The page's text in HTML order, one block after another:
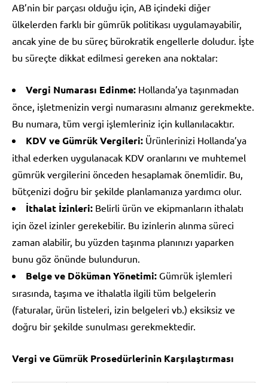
AB’nin bir parçası olduğu için, AB içindeki diğer
ülkelerden farklı bir gümrük politikası uygulamayabilir,
ancak yine de bu süreç bürokratik engellerle doludur. İşte
bu süreçte dikkat edilmesi gereken ana noktalar:
Vergi Numarası Edinme: Hollanda’ya taşınmadan
önce, işletmenizin vergi numarasını almanız gerekmekte.
Bu numara, tüm vergi işlemleriniz için kullanılacaktır.
KDV ve Gümrük Vergileri: Ürünlerinizi Hollanda’ya
ithal ederken uygulanacak KDV oranlarını ve muhtemel
gümrük vergilerini önceden hesaplamak önemlidir. Bu,
bütçenizi doğru bir şekilde planlamanıza yardımcı olur.
İthalat İzinleri: Belirli ürün ve ekipmanların ithalatı
için özel izinler gerekebilir. Bu izinlerin alınma süreci
zaman alabilir, bu yüzden taşınma planınızı yaparken
bunu göz önünde bulundurun.
Belge ve Döküman Yönetimi: Gümrük işlemleri
sırasında, taşıma ve ithalatla ilgili tüm belgelerin
(faturalar, ürün listeleri, izin belgeleri vb.) eksiksiz ve
doğru bir şekilde sunulması gerekmektedir.
Vergi ve Gümrük Prosedürlerinin Karşılaştırması